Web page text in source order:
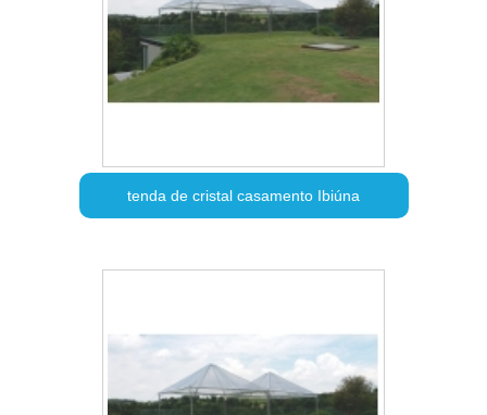
tenda de cristal casamento Ibiúna